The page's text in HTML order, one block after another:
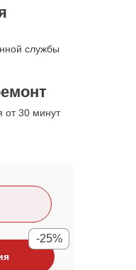
службы
от 30 минут
-25%